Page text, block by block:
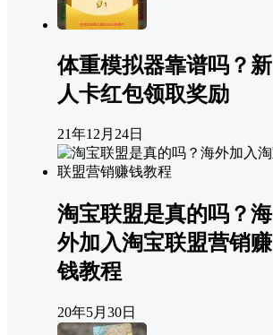
体重模拟器靠谱吗？新
人卡红包领取奖励
21年12月24日
淘宝联盟是真的吗？海
外加入淘宝联盟营销赚
钱教程
20年5月30日